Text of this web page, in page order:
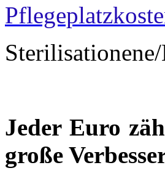
Jeder Euro
große